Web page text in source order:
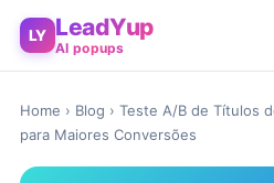
LY LeadYup
AI popups
Home › Blog › Teste A/B de Títulos
para Maiores Conversões